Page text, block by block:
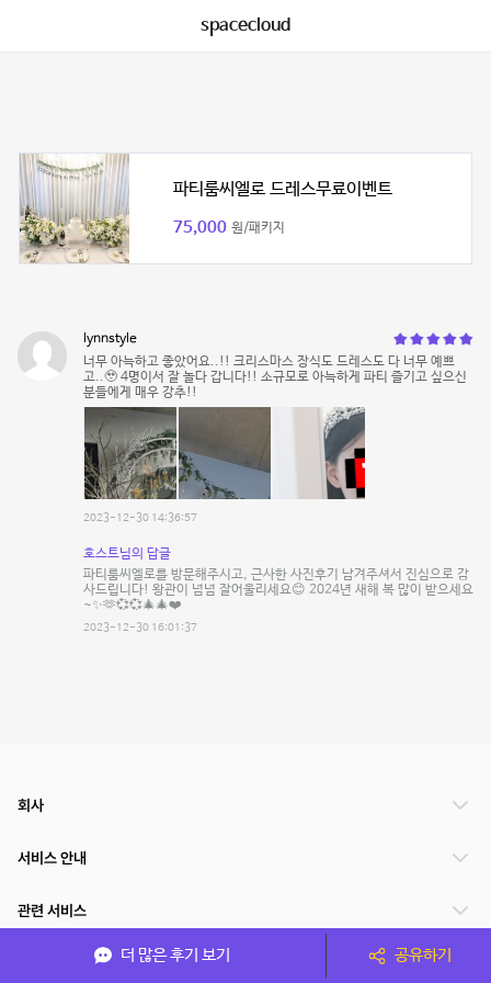
spacecloud
파티룸씨엘로 드레스무료이벤트
75,000 원/패키지
lynnstyle
너무 아늑하고 좋았어요..!! 크리스마스 장식도 드레스도 다 너무 예쁘
고..🥹 4명이서 잘 놀다 갑니다!! 소규모로 아늑하게 파티 즐기고 싶으신
분들에게 매우 강추!!
2023-12-30 14:36:57
호스트님의 답글
파티룸씨엘로를 방문해주시고, 근사한 사진후기 남겨주셔서 진심으로 감
사드립니다! 왕관이 넘넘 잘어울리세요😊 2024년 새해 복 많이 받으세요
~✨️🫶💞💞🎄🎄❤️
2023-12-30 16:01:37
더 많은 후기 보기 공유하기
회사
서비스 안내
관련 서비스